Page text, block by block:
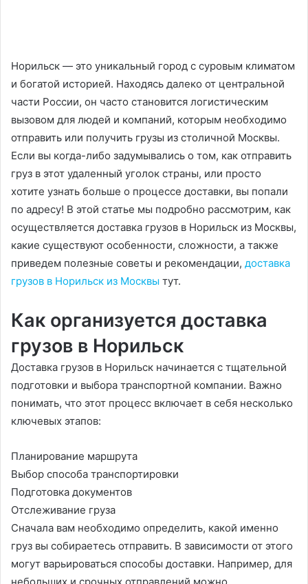
Норильск — это уникальный город с суровым климатом
и богатой историей. Находясь далеко от центральной
части России, он часто становится логистическим
вызовом для людей и компаний, которым необходимо
отправить или получить грузы из столичной Москвы.
Если вы когда-либо задумывались о том, как отправить
груз в этот удаленный уголок страны, или просто
хотите узнать больше о процессе доставки, вы попали
по адресу! В этой статье мы подробно рассмотрим, как
осуществляется доставка грузов в Норильск из Москвы,
какие существуют особенности, сложности, а также
приведем полезные советы и рекомендации, доставка
грузов в Норильск из Москвы тут.
Как организуется доставка
грузов в Норильск
Доставка грузов в Норильск начинается с тщательной
подготовки и выбора транспортной компании. Важно
понимать, что этот процесс включает в себя несколько
ключевых этапов:
Планирование маршрута
Выбор способа транспортировки
Подготовка документов
Отслеживание груза
Сначала вам необходимо определить, какой именно
груз вы собираетесь отправить. В зависимости от этого
могут варьироваться способы доставки. Например, для